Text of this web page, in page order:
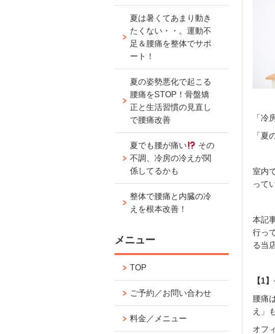
「冷
「夏
室内
って
本記
行っ
る当
【1
腰痛
え」
オフ
夏は暑くてあまり動き
たくない・・。運動不
足＆腰痛を整体でサポ
ート！
夏の姿勢悪化で起こる
腰痛をSTOP！骨盤矯
正と生活習慣の見直し
で腰痛改善
夏でも腰が痛い
その
不調、冷房の冷えが関
係してるかも
整体で腰痛と内臓の冷
えを根本改善！
メニュー
TOP
ご予約／お問い合わせ
料金／メニュー